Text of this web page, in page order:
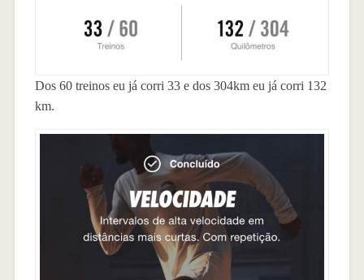
Dos 60 treinos eu já corri 33 e dos 304km eu já corri 132
km.